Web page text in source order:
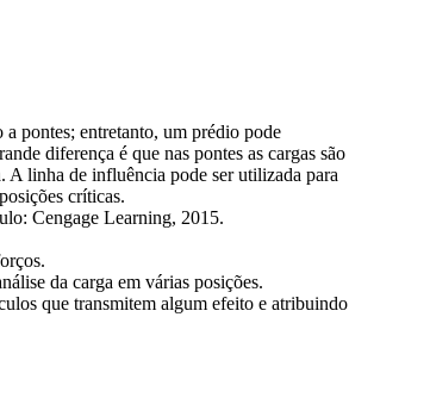
pontes; entretanto, um prédio pode
diferença é que nas pontes as cargas são
A linha de influência pode ser utilizada para
críticas.
Cengage Learning, 2015.
da carga em várias posições.
que transmitem algum efeito e atribuindo